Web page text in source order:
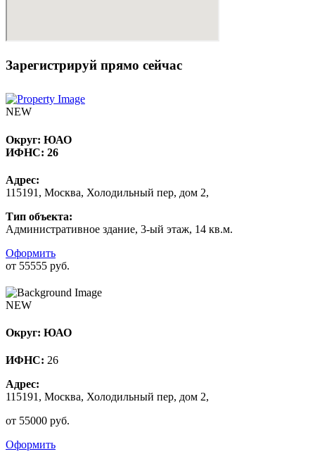
Зарегистрируй прямо сейчас
NEW
Округ: ЮАО
ИФНС: 26
Адрес:
115191, Москва, Холодильный пер, дом 2,
Тип объекта:
Административное здание, 3-ый этаж, 14 кв.м.
Оформить
от 55555 руб.
NEW
Округ: ЮАО
ИФНС: 26
Адрес:
115191, Москва, Холодильный пер, дом 2,
от 55000 руб.
Оформить